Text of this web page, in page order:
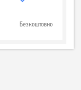
Безкоштовно